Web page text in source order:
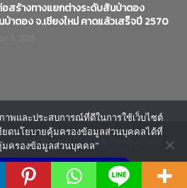
อสร้างทางแยกต่างระดับสันป่าตอง
ป่าตอง จ.เชียงใหม่ คาดแล้วเสร็จปี 2570
All Right Reserved. รับทำเว็บไซต์
าพและประสบการณ์ที่ดีในการใช้เว็บไซต์
ยดนโยบายคุ้มครองข้อมูลส่วนบุคคลได้ที่
มครองข้อมูลส่วนบุคคล”
ยบายคุ้มครองข้อมูลส่วนบุคคล